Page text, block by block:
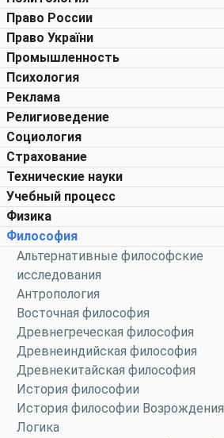
Право России
Право України
Промышленность
Психология
Реклама
Религиоведение
Социология
Страхование
Технические науки
Учебный процесс
Физика
Философия
Альтернативные философские
исследования
Антропология
Восточная философия
Древнегреческая философия
Древнеиндийская философия
Древнекитайская философия
История философии
История философии Возрождения
Логика